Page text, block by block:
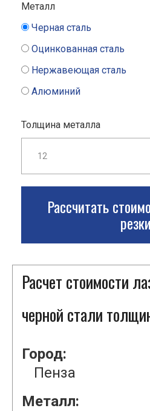
Металл
Черная сталь
Оцинкованная сталь
Нержавеющая сталь
Алюминий
Толщина металла
Рассчитать
резки
Расчет стоимости
черной стали
Город:
Пенза
Металл: